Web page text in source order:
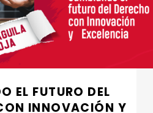
EL FUTURO DEL
INNOVACIÓN Y